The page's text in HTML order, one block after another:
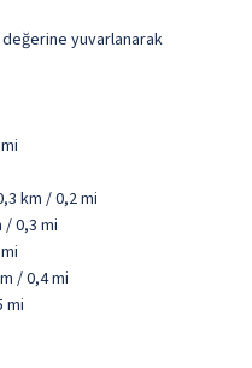
değerine yuvarlanarak
km / 0,2 mi
/ 0,3 mi
/ 0,4 mi
mi